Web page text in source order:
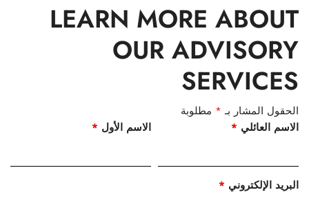
LEARN MORE ABOUT
OUR ADVISORY
SERVICES
الحقول المشار بـ * مطلوبة
الاسم الأول * الاسم العائلي *
البريد الإلكتروني *